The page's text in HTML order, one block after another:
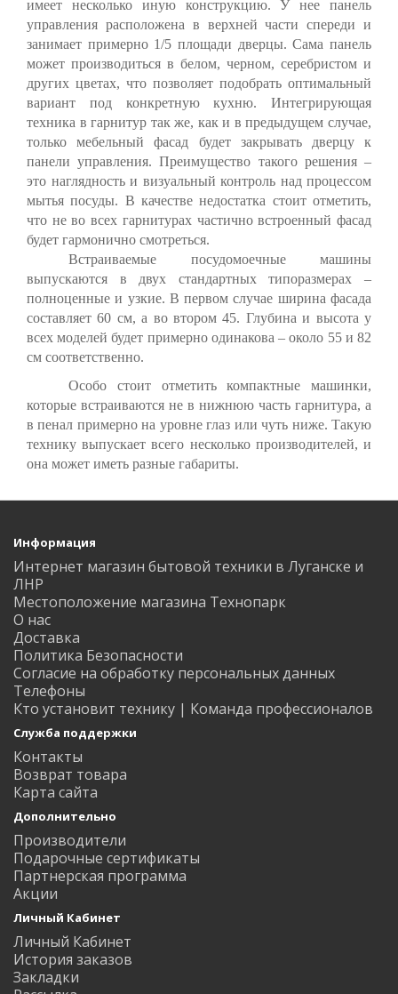
имеет несколько иную конструкцию. У нее панель
управления расположена в верхней части спереди и
занимает примерно 1/5 площади дверцы. Сама панель
может производиться в белом, черном, серебристом и
других цветах, что позволяет подобрать оптимальный
вариант под конкретную кухню. Интегрирующая
техника в гарнитур так же, как и в предыдущем случае,
только мебельный фасад будет закрывать дверцу к
панели управления. Преимущество такого решения –
это наглядность и визуальный контроль над процессом
мытья посуды. В качестве недостатка стоит отметить,
что не во всех гарнитурах частично встроенный фасад
будет гармонично смотреться.
Встраиваемые посудомоечные машины
выпускаются в двух стандартных типоразмерах –
полноценные и узкие. В первом случае ширина фасада
составляет 60 см, а во втором 45. Глубина и высота у
всех моделей будет примерно одинакова – около 55 и 82
см соответственно.
Особо стоит отметить компактные машинки,
которые встраиваются не в нижнюю часть гарнитура, а
в пенал примерно на уровне глаз или чуть ниже. Такую
технику выпускает всего несколько производителей, и
она может иметь разные габариты.
Информация
Интернет магазин бытовой техники в Луганске и
ЛНР
Местоположение магазина Технопарк
О нас
Доставка
Политика Безопасности
Согласие на обработку персональных данных
Телефоны
Кто установит технику | Команда профессионалов
Служба поддержки
Контакты
Возврат товара
Карта сайта
Дополнительно
Производители
Подарочные сертификаты
Партнерская программа
Акции
Личный Кабинет
Личный Кабинет
История заказов
Закладки